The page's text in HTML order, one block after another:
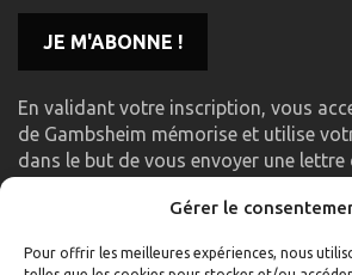
Gérer le
Pour offrir les meilleures expériences, nous
En validant votre inscription, vous
de Gambsheim mémorise et utilise
dans le but de vous envoyer une
LIENS UTILES